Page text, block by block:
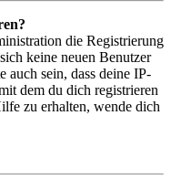
die Registrierung
keine neuen Benutzer
auch sein, dass deine IP-
dem du dich registrieren
zu erhalten, wende dich